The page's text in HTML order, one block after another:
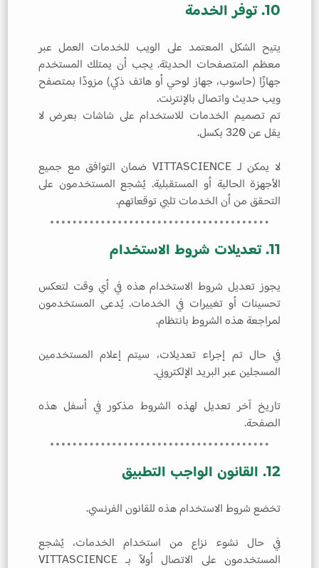
10. توفر الخدمة
يتيح الشكل المعتمد على الويب للخدمات العمل عبر
معظم المتصفحات الحديثة. يجب أن يمتلك المستخدم
جهازًا (حاسوب، جهاز لوحي أو هاتف ذكي) مزودًا بمتصفح
ويب حديث واتصال بالإنترنت.
تم تصميم الخدمات للاستخدام على شاشات بعرض لا
يقل عن 320 بكسل.
لا يمكن لـ VITTASCIENCE ضمان التوافق مع جميع
الأجهزة الحالية أو المستقبلية. يُشجع المستخدمون على
التحقق من أن الخدمات تلبي توقعاتهم.
11. تعديلات شروط الاستخدام
يجوز تعديل شروط الاستخدام هذه في أي وقت لتعكس
تحسينات أو تغييرات في الخدمات. يُدعى المستخدمون
لمراجعة هذه الشروط بانتظام.
في حال تم إجراء تعديلات، سيتم إعلام المستخدمين
المسجلين عبر البريد الإلكتروني.
تاريخ آخر تعديل لهذه الشروط مذكور في أسفل هذه
الصفحة.
12. القانون الواجب التطبيق
تخضع شروط الاستخدام هذه للقانون الفرنسي.
في حال نشوء نزاع من استخدام الخدمات، يُشجع
المستخدمون على الاتصال أولاً بـ VITTASCIENCE